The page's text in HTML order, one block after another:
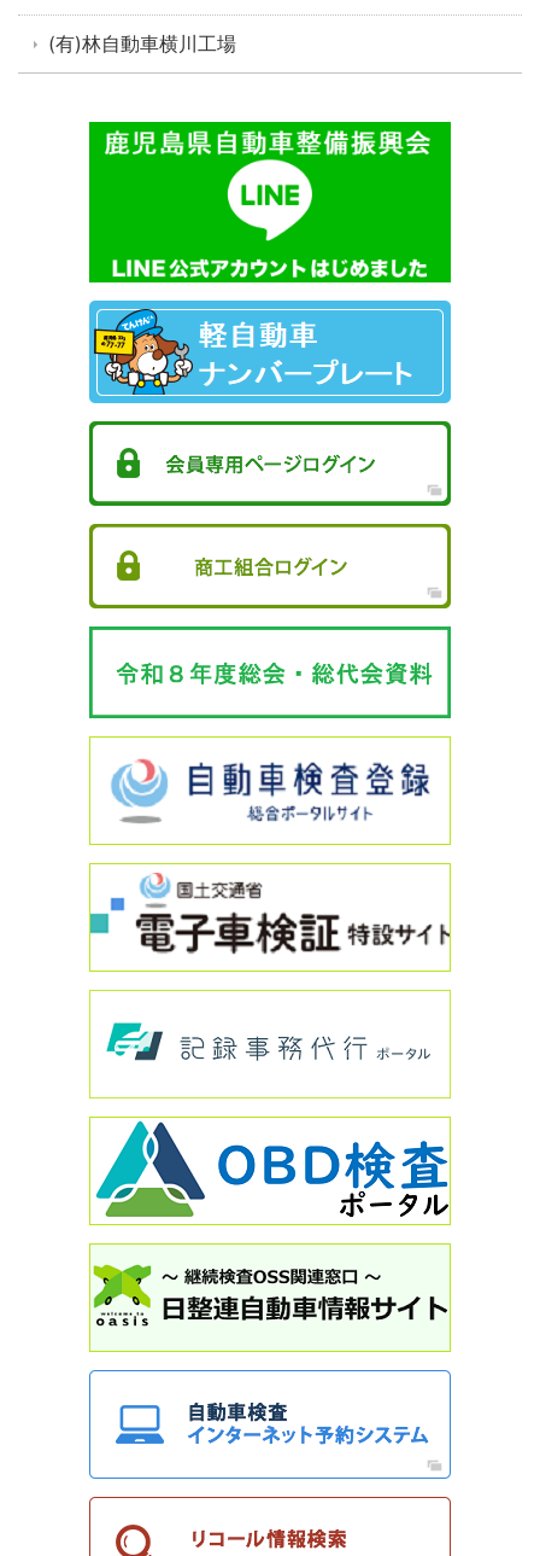
(有)林自動車横川工場